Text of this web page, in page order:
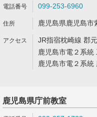
099-253-6960
鹿児島県鹿児島市
JR指宿枕崎線 郡
鹿児島市電２系
鹿児島市電２系
鹿児島県庁前教室